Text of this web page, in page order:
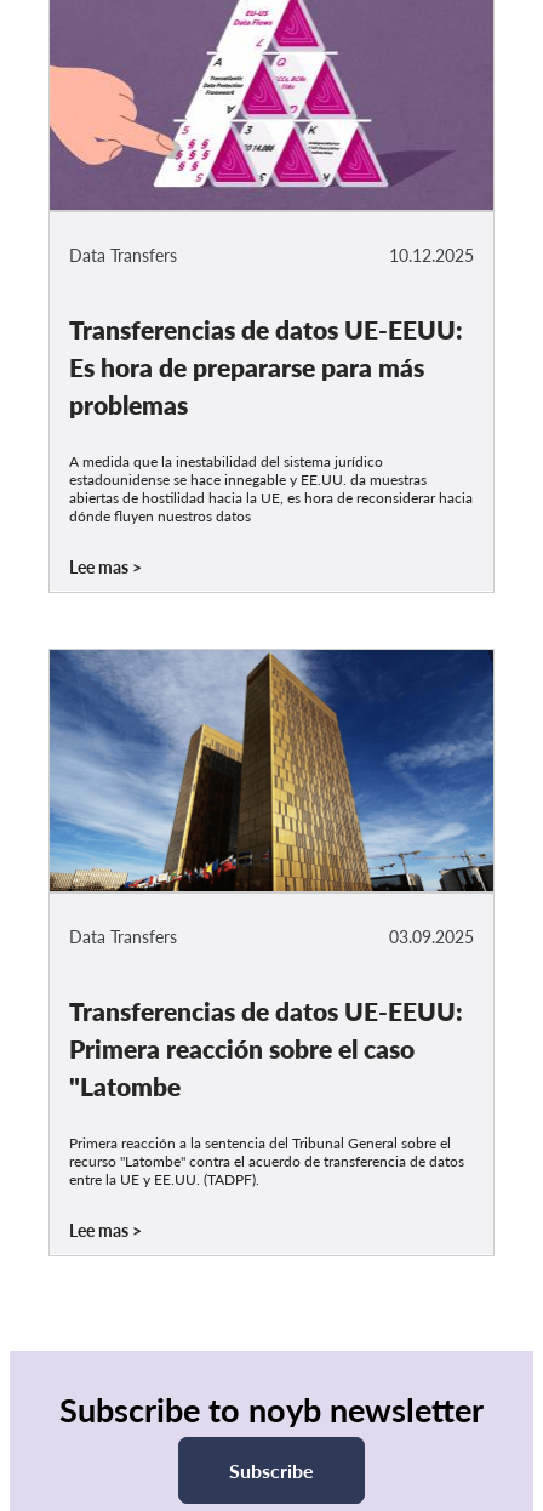
10.12.2025
Data Transfers
Transferencias de datos UE-EEUU:
Es hora de prepararse para más
problemas
A medida que la inestabilidad del sistema jurídico
estadounidense se hace innegable y EE.UU. da muestras
abiertas de hostilidad hacia la UE, es hora de reconsiderar hacia
dónde fluyen nuestros datos
Lee mas
03.09.2025
Data Transfers
Transferencias de datos UE-EEUU:
Primera reacción sobre el caso
"Latombe
Primera reacción a la sentencia del Tribunal General sobre el
recurso "Latombe" contra el acuerdo de transferencia de datos
entre la UE y EE.UU. (TADPF).
Lee mas
Subscribe to noyb newsletter
Subscribe